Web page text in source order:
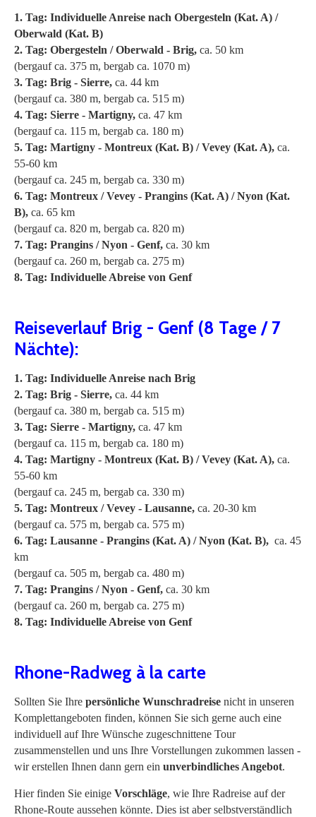
1. Tag: Individuelle Anreise nach Obergesteln (Kat. A) /
Oberwald (Kat. B)
2. Tag: Obergesteln / Oberwald - Brig, ca. 50 km
(bergauf ca. 375 m, bergab ca. 1070 m)
3. Tag: Brig - Sierre, ca. 44 km
(bergauf ca. 380 m, bergab ca. 515 m)
4. Tag: Sierre - Martigny, ca. 47 km
(bergauf ca. 115 m, bergab ca. 180 m)
5. Tag: Martigny - Montreux (Kat. B) / Vevey (Kat. A), ca.
55-60 km
(bergauf ca. 245 m, bergab ca. 330 m)
6. Tag: Montreux / Vevey - Prangins (Kat. A) / Nyon (Kat.
B), ca. 65 km
(bergauf ca. 820 m, bergab ca. 820 m)
7. Tag: Prangins / Nyon - Genf, ca. 30 km
(bergauf ca. 260 m, bergab ca. 275 m)
8. Tag: Individuelle Abreise von Genf
Reiseverlauf Brig - Genf (8 Tage / 7
Nächte):
1. Tag: Individuelle Anreise nach Brig
2. Tag: Brig - Sierre, ca. 44 km
(bergauf ca. 380 m, bergab ca. 515 m)
3. Tag: Sierre - Martigny, ca. 47 km
(bergauf ca. 115 m, bergab ca. 180 m)
4. Tag: Martigny - Montreux (Kat. B) / Vevey (Kat. A), ca.
55-60 km
(bergauf ca. 245 m, bergab ca. 330 m)
5. Tag: Montreux / Vevey - Lausanne, ca. 20-30 km
(bergauf ca. 575 m, bergab ca. 575 m)
6. Tag: Lausanne - Prangins (Kat. A) / Nyon (Kat. B), ca. 45
km
(bergauf ca. 505 m, bergab ca. 480 m)
7. Tag: Prangins / Nyon - Genf, ca. 30 km
(bergauf ca. 260 m, bergab ca. 275 m)
8. Tag: Individuelle Abreise von Genf
Rhone-Radweg à la carte
Sollten Sie Ihre persönliche Wunschradreise nicht in unseren
Komplettangeboten finden, können Sie sich gerne auch eine
individuell auf Ihre Wünsche zugeschnittene Tour
zusammenstellen und uns Ihre Vorstellungen zukommen lassen -
wir erstellen Ihnen dann gern ein unverbindliches Angebot.
Hier finden Sie einige Vorschläge, wie Ihre Radreise auf der
Rhone-Route aussehen könnte. Dies ist aber selbstverständlich